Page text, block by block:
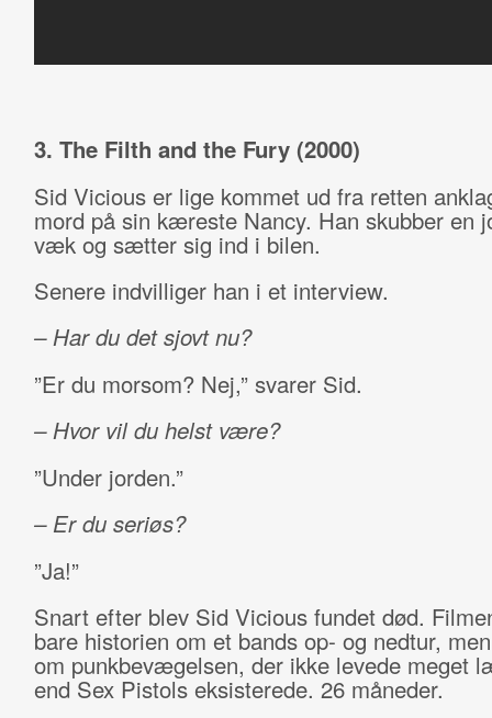
3. The Filth and the Fury (2000)
Sid Vicious er lige kommet ud fra retten
mord på sin kæreste Nancy. Han skubber en
væk og sætter sig ind i bilen.
Senere indvilliger han i et interview.
– Har du det sjovt nu?
”Er du morsom? Nej,” svarer Sid.
– Hvor vil du helst være?
”Under jorden.”
– Er du seriøs?
”Ja!”
Snart efter blev Sid Vicious fundet død.
bare historien om et bands op- og nedtur,
om punkbevægelsen, der ikke levede meget
end Sex Pistols eksisterede. 26 måneder.